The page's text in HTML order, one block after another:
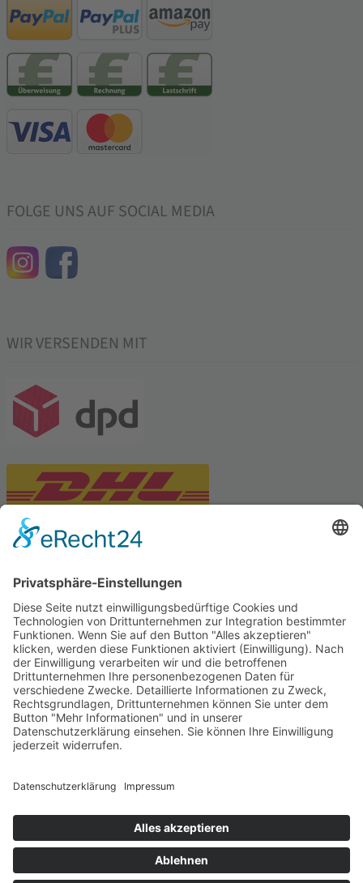
FOLGE UNS AUF SOCIAL MEDIA
WIR VERSENDEN MIT
Tekal – Textile Lebensqualität
Exklusive moderne & Orientteppiche
Feuerwerk XXL
Pyrotechnik online bestellen
© Stadtmühle Waldenbuch 2026
und Mühlenprodukte ·
Cookie-Einstellungen
Alle Preise inkl. der gesetzlichen MwSt.
Die durchgestrichenen Preise entsprechen dem bisherigen Preis in